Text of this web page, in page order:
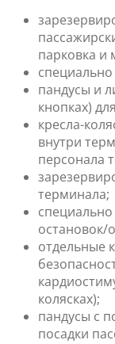
парковка и
пандусы и
кнопках)
кресла-
внутри
персонала
терминала;
остановок/
отдельные
колясках);
пандусы с
посадки